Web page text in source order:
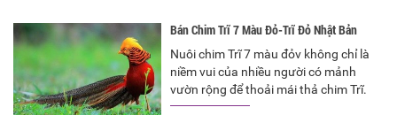
Bán Chim Trĩ 7 Màu Đỏ-Trĩ Đỏ Nhật Bản
Nuôi chim Trĩ 7 màu đỏv không chỉ là
niềm vui của nhiều người có mảnh
vườn rộng để thoải mái thả chim Trĩ.
chim Trĩ cảnh lại trở thành phong trào